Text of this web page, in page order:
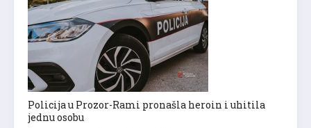
Policija u Prozor-Rami pronašla heroin i uhitila
jednu osobu